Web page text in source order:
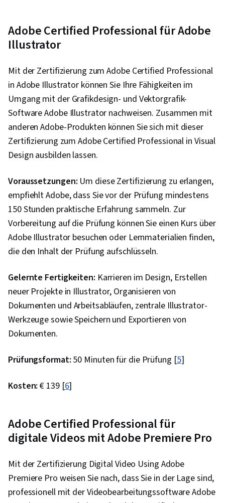
der Softwareentwicklung, Kontinuierliche
Cascading Style Sheets (CSS), React.js,
Hypertext Markup Language (HTML),
Webanalyse und SEO, Frontend-Integration,
Code-Überprüfung, UI-Komponenten,
Datenbank-Entwicklung, Versionskontrolle,
Web-Entwicklung, Web-Design, Web-Design und
Entwicklung, Back-End-Webentwicklung, Web-
Modeling Language, Software-
Entwicklungstools, Integrierte
Entwicklungsumgebungen, Python-
Programmierung, Full-Stack Web-Entwicklung,
Web-Sprache, Entwicklungsumgebung,
Software-Entwicklung, Bereitstellung von
Programmierung, Software-Entwurfsmuster,
Design der Benutzeroberfläche und
Benutzererfahrung (UI/UX), Content-
Management-Systeme, WordPress, No-Code-
Befehlszeilenschnittstelle, Kollaborative
Kommunikation, Durchziehen, Kommunikations-
Kommunikationsfähigkeiten, Problemlösung,
Professionalität, Berufliche Entwicklung,
Thinking, Figma (Entwurfssoftware),
Benutzeroberfläche (UI) Design, Wireframing,
Prototyping, Digitales Design, Grafische und
Adobe Certified Professional für Adobe
Illustrator
Mit der Zertifizierung zum Adobe Certified Professional
in Adobe Illustrator können Sie Ihre Fähigkeiten im
Umgang mit der Grafikdesign- und Vektorgrafik-
Software Adobe Illustrator nachweisen. Zusammen mit
anderen Adobe-Produkten können Sie sich mit dieser
Zertifizierung zum Adobe Certified Professional in Visual
Design ausbilden lassen.
Voraussetzungen: Um diese Zertifizierung zu erlangen,
empfiehlt Adobe, dass Sie vor der Prüfung mindestens
150 Stunden praktische Erfahrung sammeln. Zur
Vorbereitung auf die Prüfung können Sie einen Kurs über
Adobe Illustrator besuchen oder Lernmaterialien finden,
die den Inhalt der Prüfung aufschlüsseln.
Gelernte Fertigkeiten: Karrieren im Design, Erstellen
neuer Projekte in Illustrator, Organisieren von
Dokumenten und Arbeitsabläufen, zentrale Illustrator-
Werkzeuge sowie Speichern und Exportieren von
Dokumenten.
Prüfungsformat: 50 Minuten für die Prüfung [5]
Kosten: € 139 [6]
Adobe Certified Professional für
digitale Videos mit Adobe Premiere Pro
Mit der Zertifizierung Digital Video Using Adobe
Premiere Pro weisen Sie nach, dass Sie in der Lage sind,
professionell mit der Videobearbeitungssoftware Adobe